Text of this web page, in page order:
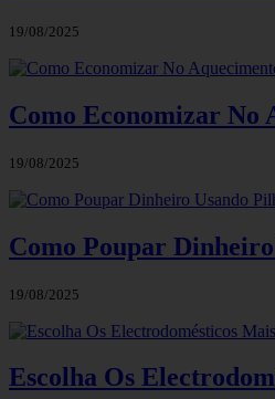
19/08/2025
Como Economizar No
19/08/2025
Como Poupar
19/08/2025
Escolha Os